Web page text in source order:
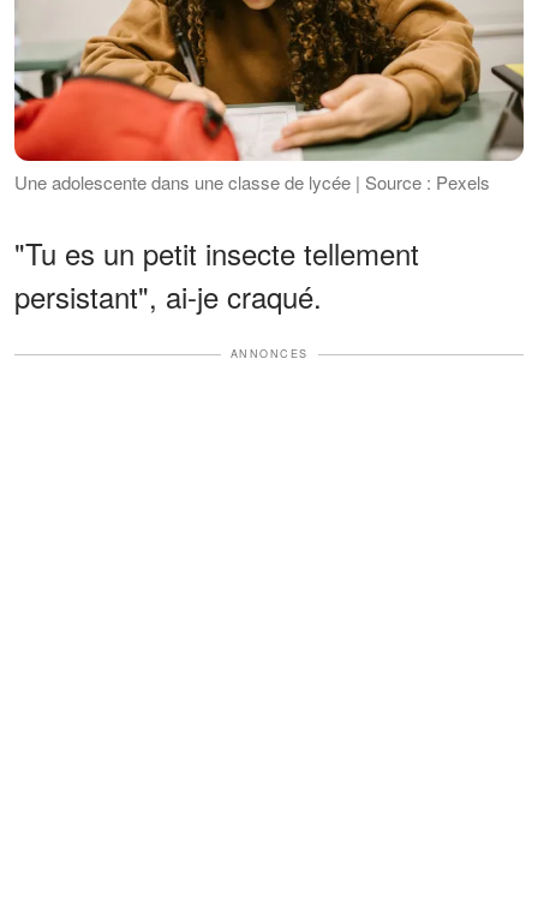
Une adolescente dans une classe de lycée | Source : Pexels
"Tu es un petit insecte tellement
persistant", ai-je craqué.
ANNONCES